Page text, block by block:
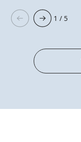
1 / 5